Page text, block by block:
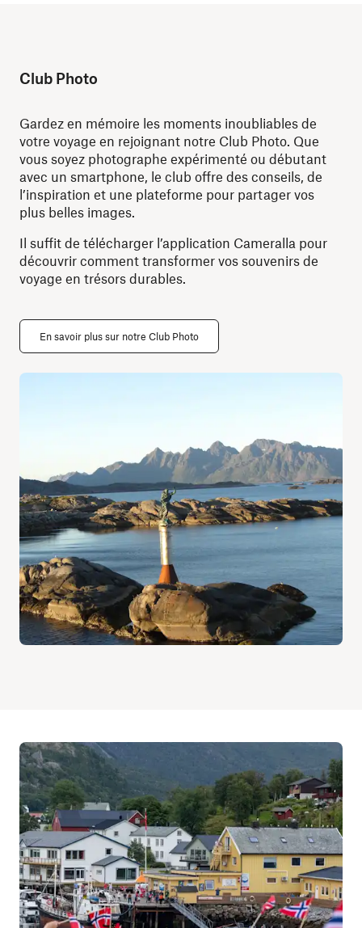
Club Photo
Gardez en mémoire les moments inoubliables de
votre voyage en rejoignant notre Club Photo. Que
vous soyez photographe expérimenté ou débutant
avec un smartphone, le club offre des conseils, de
l’inspiration et une plateforme pour partager vos
plus belles images.
Il suffit de télécharger l’application Cameralla pour
découvrir comment transformer vos souvenirs de
voyage en trésors durables.
En savoir plus sur notre Club Photo